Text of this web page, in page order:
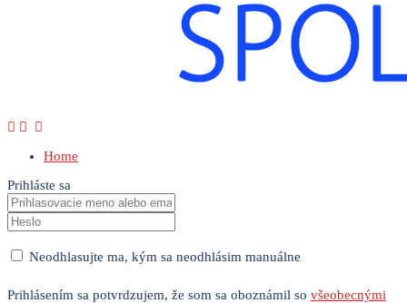
Home
Prihláste sa
Neodhlasujte ma, kým sa neodhlásim manuálne
Prihlásením sa potvrdzujem, že som sa oboznámil so všeobecnými